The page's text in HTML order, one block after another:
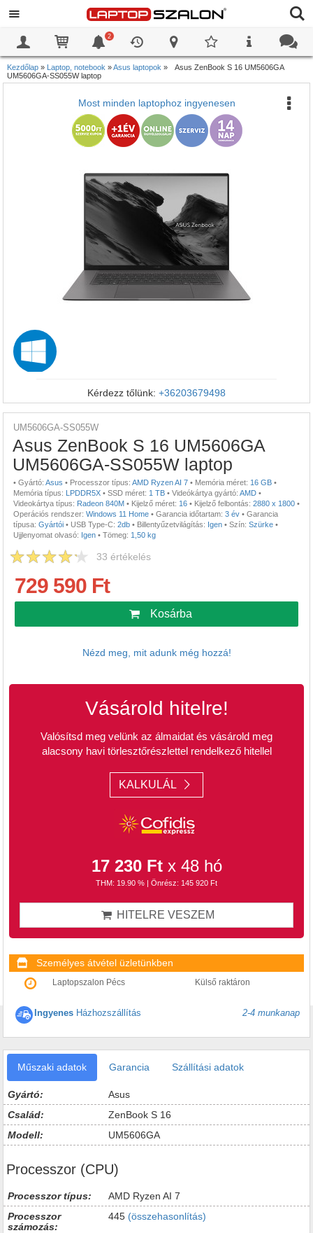
2
Kezdőlap » Laptop, notebook »Asus laptopok »
Asus ZenBook S 16 UM5606GA
UM5606GA-SS055W laptop
Most minden laptophoz ingyenesen
Kérdezz tőlünk: +36203679498
UM5606GA-SS055W
Asus ZenBook S 16 UM5606GA
UM5606GA-SS055W laptop
• Gyártó: Asus • Processzor típus: AMD Ryzen AI 7 • Memória méret: 16 GB •
Memória típus: LPDDR5X • SSD méret: 1 TB • Videókártya gyártó: AMD •
Videokártya típus: Radeon 840M • Kijelző méret: 16 • Kijelző felbontás: 2880 x 1800 •
Operációs rendszer: Windows 11 Home • Garancia időtartam: 3 év • Garancia
típusa: Gyártói • USB Type-C: 2db • Billentyűzetvilágítás: Igen • Szín: Szürke •
Ujjlenyomat olvasó: Igen • Tömeg: 1,50 kg
33 értékelés
729 590 Ft
Kosárba
Nézd meg, mit adunk még hozzá!
Vásárold hitelre!
Valósítsd meg velünk az álmaidat és vásárold meg
alacsony havi törlesztőrészlettel rendelkező hitellel
KALKULÁL
17 230 Ftx 48 hó
THM: 19.90 % | Önrész: 145 920 Ft
HITELRE VESZEM
Személyes átvétel üzletünkben
Laptopszalon Pécs Külső raktáron
Ingyenes Házhozszállítás 2-4 munkanap
Műszaki adatok Garancia Szállítási adatok
Gyártó:
Asus
Család:
ZenBook S 16
Modell:
UM5606GA
Processzor (CPU)
Processzor típus:
AMD Ryzen AI 7
Processzor
számozás:
445 (összehasonlítás)
0
0